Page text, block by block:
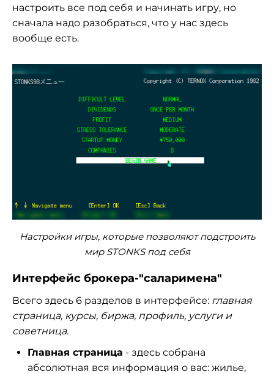
настроить все под себя и начинать игру, но
сначала надо разобраться, что у нас здесь
вообще есть.
Настройки игры, которые позволяют подстроить
мир STONKS под себя
Интерфейс брокера-"саларимена"
Всего здесь 6 разделов в интерфейсе: главная
страница, курсы, биржа, профиль, услуги и
советница.
Главная страница - здесь собрана
абсолютная вся информация о вас: жилье,